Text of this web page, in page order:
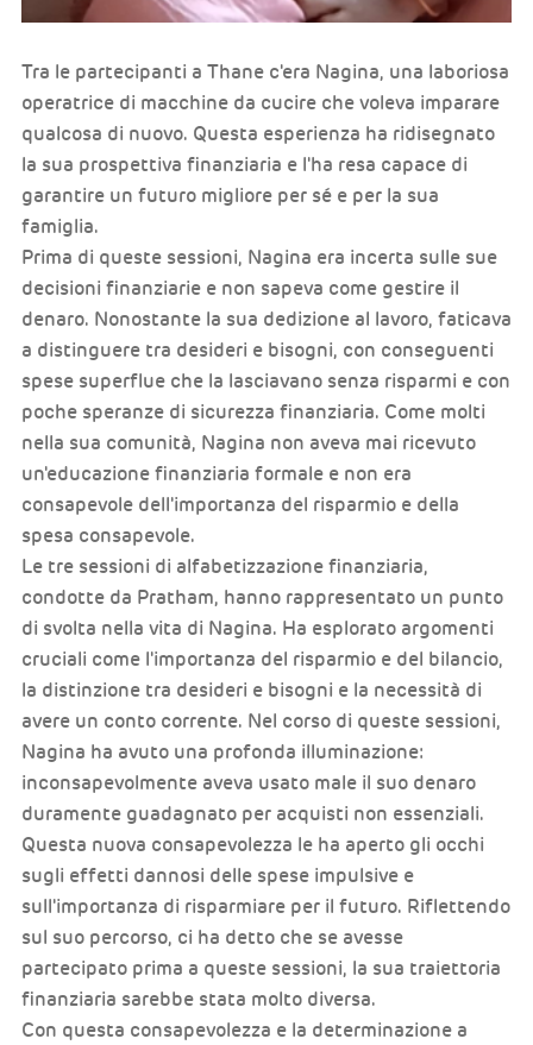
Tra le partecipanti a Thane c'era Nagina, una laboriosa
operatrice di macchine da cucire che voleva imparare
qualcosa di nuovo. Questa esperienza ha ridisegnato
la sua prospettiva finanziaria e l'ha resa capace di
garantire un futuro migliore per sé e per la sua
famiglia.
Prima di queste sessioni, Nagina era incerta sulle sue
decisioni finanziarie e non sapeva come gestire il
denaro. Nonostante la sua dedizione al lavoro, faticava
a distinguere tra desideri e bisogni, con conseguenti
spese superflue che la lasciavano senza risparmi e con
poche speranze di sicurezza finanziaria. Come molti
nella sua comunità, Nagina non aveva mai ricevuto
un'educazione finanziaria formale e non era
consapevole dell'importanza del risparmio e della
spesa consapevole.
Le tre sessioni di alfabetizzazione finanziaria,
condotte da Pratham, hanno rappresentato un punto
di svolta nella vita di Nagina. Ha esplorato argomenti
cruciali come l'importanza del risparmio e del bilancio,
la distinzione tra desideri e bisogni e la necessità di
avere un conto corrente. Nel corso di queste sessioni,
Nagina ha avuto una profonda illuminazione:
inconsapevolmente aveva usato male il suo denaro
duramente guadagnato per acquisti non essenziali.
Questa nuova consapevolezza le ha aperto gli occhi
sugli effetti dannosi delle spese impulsive e
sull'importanza di risparmiare per il futuro. Riflettendo
sul suo percorso, ci ha detto che se avesse
partecipato prima a queste sessioni, la sua traiettoria
finanziaria sarebbe stata molto diversa.
Con questa consapevolezza e la determinazione a